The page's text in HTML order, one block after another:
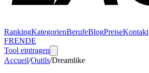
RankingKategorienBerufeBlogPreiseKontakt
FRENDE
Tool eintragen
Accueil/Outils/Dreamlike